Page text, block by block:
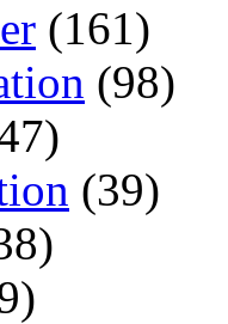
(161)
(98)
(39)